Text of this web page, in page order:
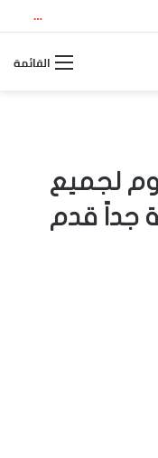
نتيجة الثانوية العامة 2026 بالاسم ورقم الجلوس.. استعلم الآن عن درجاتك والمجموع الكلي
القائمة
لجميع
جداً قدم